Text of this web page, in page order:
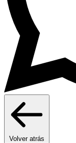
Volver atrás